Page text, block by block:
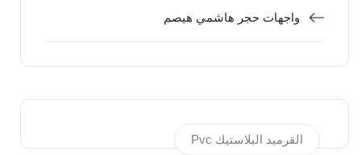
واجهات حجر هاشمي هيصم
Pvc القرميد البلاستيك